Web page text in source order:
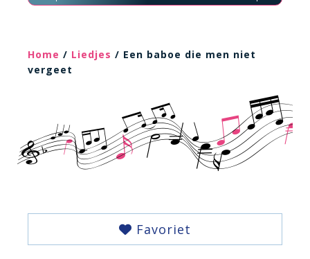
Home / Liedjes / Een baboe die men niet
vergeet
Favoriet